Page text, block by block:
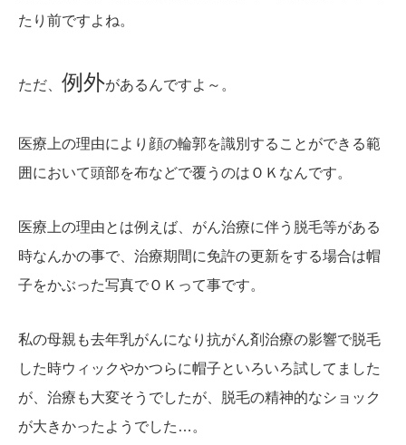
たり前ですよね。
ただ、 例外があるんですよ～。
医療上の理由により顔の輪郭を識別することができる範
囲において頭部を布などで覆うのはＯＫなんです。
医療上の理由とは例えば、がん治療に伴う脱毛等がある
時なんかの事で、治療期間に免許の更新をする場合は帽
子をかぶった写真でＯＫって事です。
私の母親も去年乳がんになり抗がん剤治療の影響で脱毛
した時ウィックやかつらに帽子といろいろ試してました
が、治療も大変そうでしたが、脱毛の精神的なショック
が大きかったようでした…。